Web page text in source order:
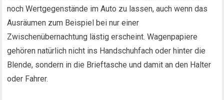
noch Wertgegenstände im Auto zu lassen, auch wenn das
Ausräumen zum Beispiel bei nur einer
Zwischenübernachtung lästig erscheint. Wagenpapiere
gehören natürlich nicht ins Handschuhfach oder hinter die
Blende, sondern in die Brieftasche und damit an den Halter
oder Fahrer.